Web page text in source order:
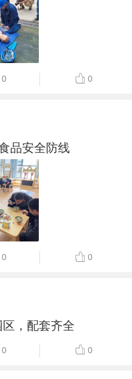
0 0
品安全防线
0 0
，配套齐全
0 0